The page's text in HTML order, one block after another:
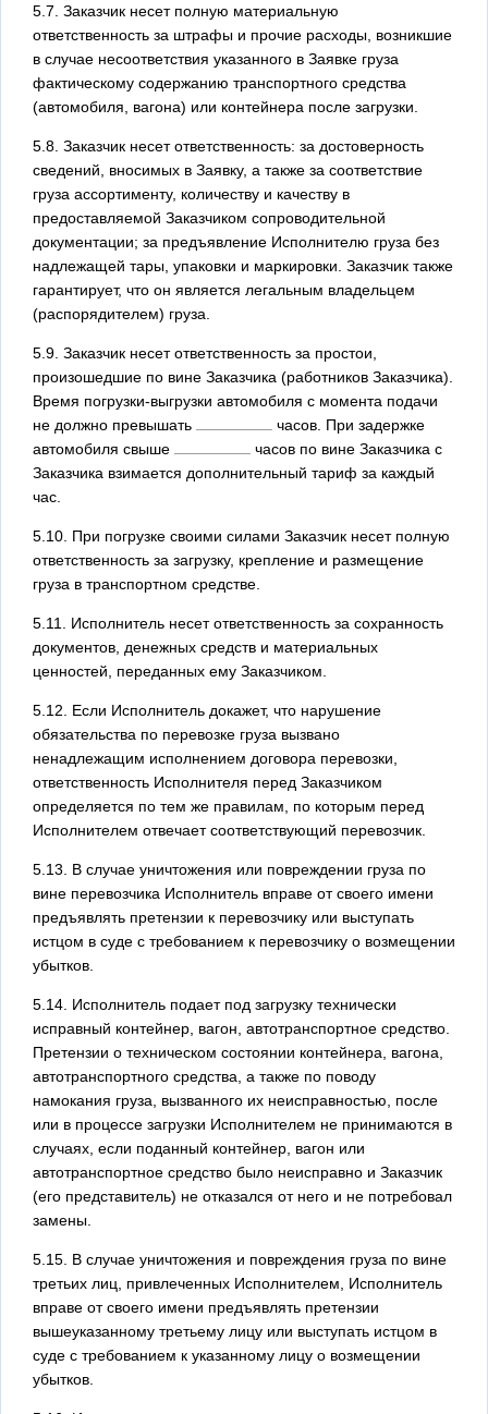
5.7. Заказчик несет полную материальную
ответственность за штрафы и прочие расходы, возникшие
в случае несоответствия указанного в Заявке груза
фактическому содержанию транспортного средства
(автомобиля, вагона) или контейнера после загрузки.
5.8. Заказчик несет ответственность: за достоверность
сведений, вносимых в Заявку, а также за соответствие
груза ассортименту, количеству и качеству в
предоставляемой Заказчиком сопроводительной
документации; за предъявление Исполнителю груза без
надлежащей тары, упаковки и маркировки. Заказчик также
гарантирует, что он является легальным владельцем
(распорядителем) груза.
5.9. Заказчик несет ответственность за простои,
произошедшие по вине Заказчика (работников Заказчика).
Время погрузки-выгрузки автомобиля с момента подачи
не должно превышать
часов. При задержке
автомобиля свыше
часов по вине Заказчика с
Заказчика взимается дополнительный тариф за каждый
час.
5.10. При погрузке своими силами Заказчик несет полную
ответственность за загрузку, крепление и размещение
груза в транспортном средстве.
5.11. Исполнитель несет ответственность за сохранность
документов, денежных средств и материальных
ценностей, переданных ему Заказчиком.
5.12. Если Исполнитель докажет, что нарушение
обязательства по перевозке груза вызвано
ненадлежащим исполнением договора перевозки,
ответственность Исполнителя перед Заказчиком
определяется по тем же правилам, по которым перед
Исполнителем отвечает соответствующий перевозчик.
5.13. В случае уничтожения или повреждении груза по
вине перевозчика Исполнитель вправе от своего имени
предъявлять претензии к перевозчику или выступать
истцом в суде с требованием к перевозчику о возмещении
убытков.
5.14. Исполнитель подает под загрузку технически
исправный контейнер, вагон, автотранспортное средство.
Претензии о техническом состоянии контейнера, вагона,
автотранспортного средства, а также по поводу
намокания груза, вызванного их неисправностью, после
или в процессе загрузки Исполнителем не принимаются в
случаях, если поданный контейнер, вагон или
автотранспортное средство было неисправно и Заказчик
(его представитель) не отказался от него и не потребовал
замены.
5.15. В случае уничтожения и повреждения груза по вине
третьих лиц, привлеченных Исполнителем, Исполнитель
вправе от своего имени предъявлять претензии
вышеуказанному третьему лицу или выступать истцом в
суде с требованием к указанному лицу о возмещении
убытков.